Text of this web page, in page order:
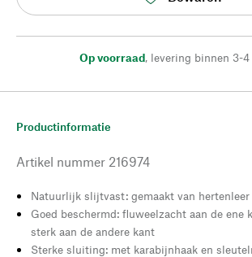
Op voorraad, levering binnen 3-4
Productinformatie
Artikel nummer 216974
Natuurlijk slijtvast: gemaakt van hertenleer
Goed beschermd: fluweelzacht aan de ene
sterk aan de andere kant
Sterke sluiting: met karabijnhaak en